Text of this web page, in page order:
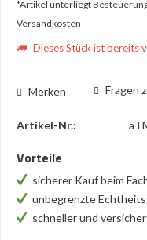
*Artikel unterliegt Besteuerung
Versandkosten
Dieses Stück ist bereits
Merken Fragen
Artikel-Nr.:
Vorteile
sicherer Kauf beim
unbegrenzte
schneller und